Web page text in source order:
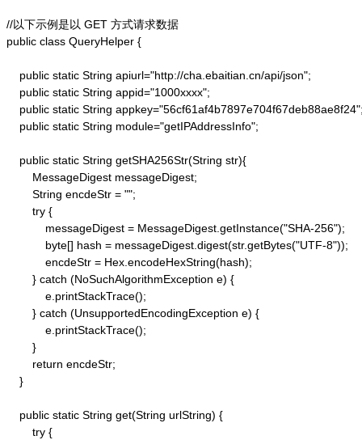
//以下示例是以 GET 方式请求数据
public class QueryHelper {
    public static String apiurl="http://cha.ebaitian.cn/api/json";
    public static String appid="1000xxxx";
public static String
    public static String module="getIPAddressInfo";
    public static String getSHA256Str(String str){
        MessageDigest messageDigest;
        String encdeStr = "";
        try {
            messageDigest = MessageDigest.getInstance("SHA-256");
            byte[] hash = messageDigest.digest(str.getBytes("UTF-8"));
            encdeStr = Hex.encodeHexString(hash);
        } catch (NoSuchAlgorithmException e) {
            e.printStackTrace();
        } catch (UnsupportedEncodingException e) {
            e.printStackTrace();
        }
        return encdeStr;
    }
    public static String get(String urlString) {
        try {